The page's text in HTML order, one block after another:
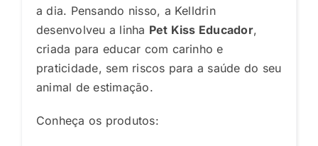
a dia. Pensando nisso, a Kelldrin
desenvolveu a linha Pet Kiss Educador,
criada para educar com carinho e
praticidade, sem riscos para a saúde do seu
animal de estimação.
Conheça os produtos: